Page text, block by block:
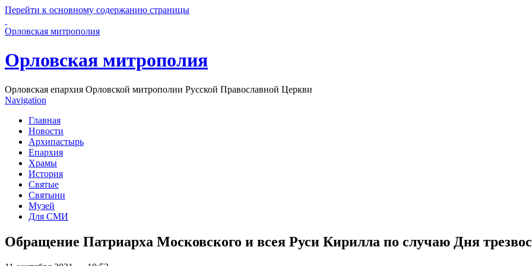
Перейти к основному содержанию страницы
Орловская митрополия
Орловская митрополия
Орловская епархия Орловской митрополии Русской Православной Церкви
Navigation
Главная
Новости
Архипастырь
Епархия
Храмы
История
Святые
Святыни
Музей
Для СМИ
Обращение Патриарха Московского и всея Руси Кирилла по случаю Дня